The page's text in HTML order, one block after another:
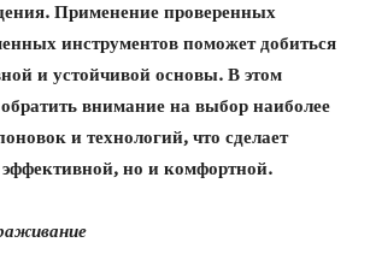
Применение проверенных
инструментов поможет добиться
и устойчивой основы. В этом
обратить внимание на выбор наиболее
и технологий, что сделает
эффективной, но и комфортной.